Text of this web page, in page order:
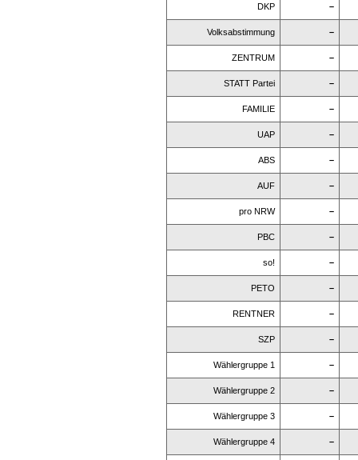
DKP –
Volksabstimmung –
ZENTRUM –
STATT Partei –
FAMILIE –
UAP –
ABS –
AUF –
pro NRW –
PBC –
so! –
PETO –
RENTNER –
SZP –
Wählergruppe 1 –
Wählergruppe 2 –
Wählergruppe 3 –
Wählergruppe 4 –